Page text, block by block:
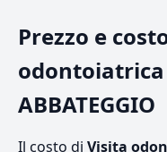
Prezzo e
ABBATEGGIO
Il costo di Visita